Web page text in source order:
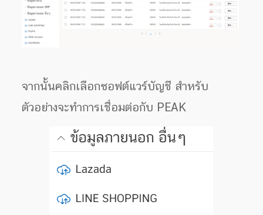
จากนั้นคลิกเลือกซอฟต์แวร์บัญชี สำหรับ
ตัวอย่างจะทำการเชื่อมต่อกับ PEAK